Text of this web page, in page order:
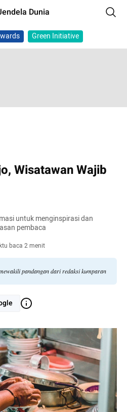
Dunia
Green Initiative
Wisatawan Wajib
untuk menginspirasi dan
pembaca
baca 2 menit
pandangan dari redaksi kumparan